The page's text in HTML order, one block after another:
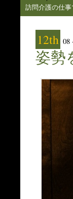
訪問介護の仕
12th 08
姿勢